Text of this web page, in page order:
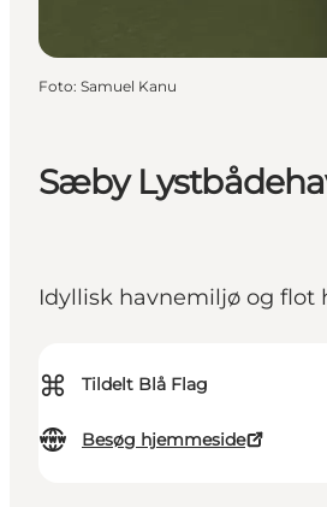
Sæby
Idyllisk havnemiljø og flot
⌘ Tildelt Blå Flag
Besøg hjemmeside
Foto: Samuel Kanu